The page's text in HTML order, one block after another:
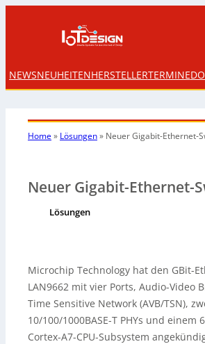
NEWSNEUHEITENHERSTELLERTERMINE
Home» Lösungen» Neuer Gigabit-Ethernet-
Neuer Gigabit-Ethernet-
Lösungen
Microchip Technology hat den GBit-
LAN9662 mit vier Ports, Audio-Video
Time Sensitive Network (AVB/TSN),
10/100/1000BASE-T PHYs und einem
Cortex-A7-CPU-Subsystem